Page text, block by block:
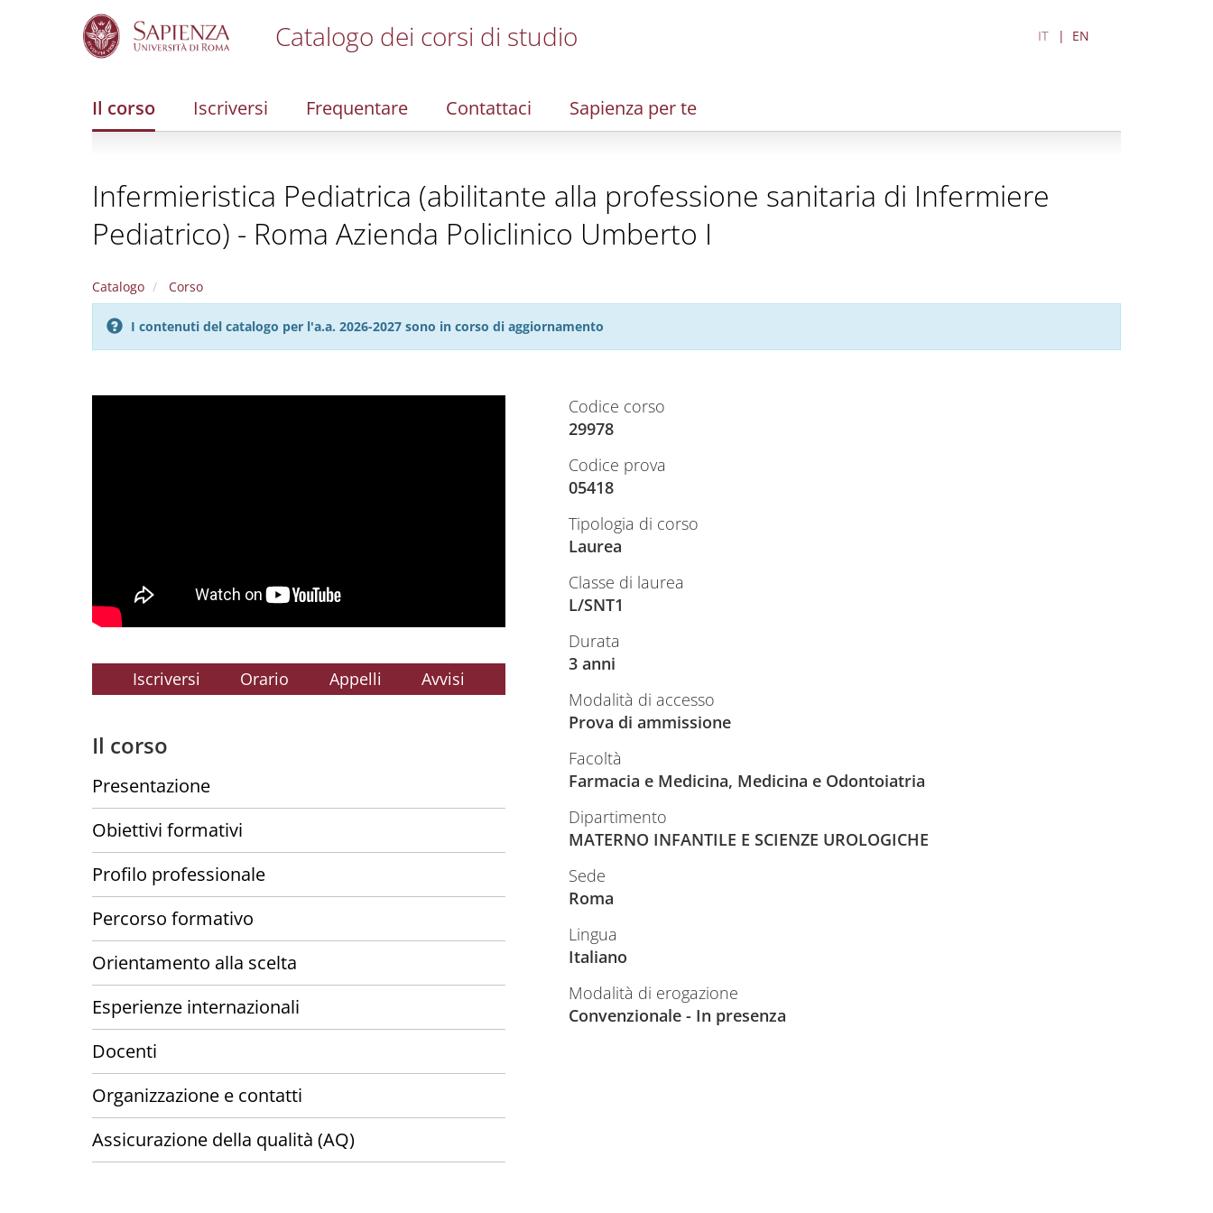
Catalogo dei corsi di studio IT EN
Il corso Iscriversi Frequentare Contattaci Sapienza per te
Infermieristica Pediatrica (abilitante alla professione sanitaria di Infermiere
Pediatrico) - Roma Azienda Policlinico Umberto I
Catalogo Corso
I contenuti del catalogo per l'a.a. 2026-2027 sono in corso di aggiornamento
Iscriversi Orario Appelli Avvisi
Il corso
Presentazione
Obiettivi formativi
Profilo professionale
Percorso formativo
Orientamento alla scelta
Esperienze internazionali
Docenti
Organizzazione e contatti
Assicurazione della qualità (AQ)
Codice corso
29978
Codice prova
05418
Tipologia di corso
Laurea
Classe di laurea
L/SNT1
Durata
3 anni
Modalità di accesso
Prova di ammissione
Facoltà
Farmacia e Medicina, Medicina e Odontoiatria
Dipartimento
MATERNO INFANTILE E SCIENZE UROLOGICHE
Sede
Roma
Lingua
Italiano
Modalità di erogazione
Convenzionale - In presenza